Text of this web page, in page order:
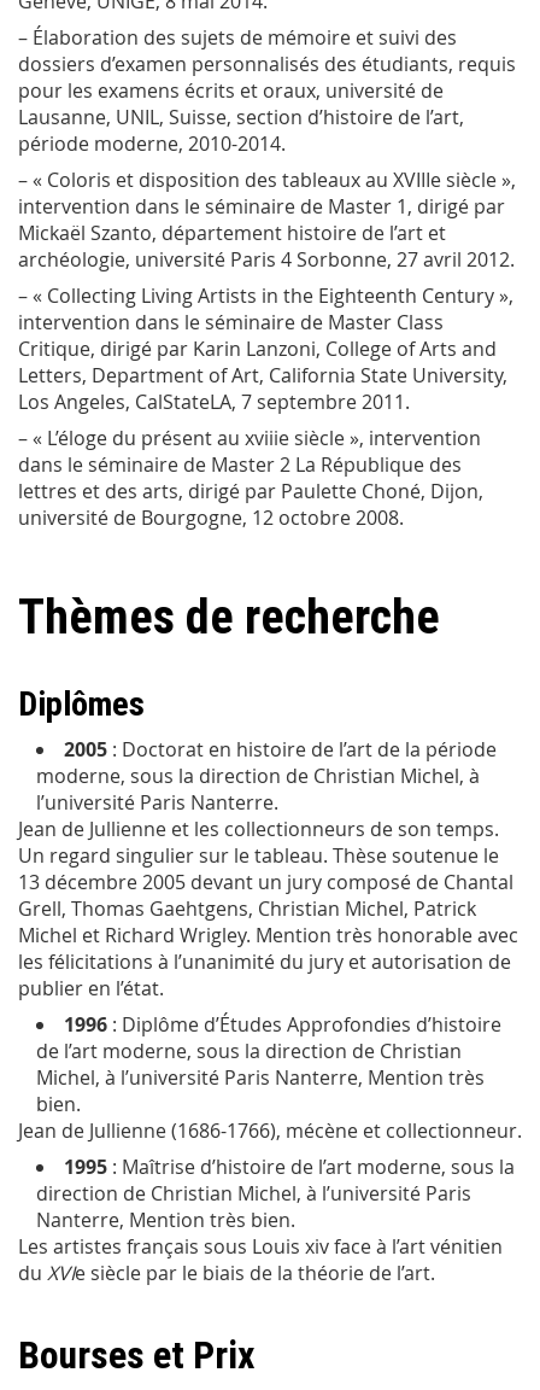
– Élaboration des sujets de mémoire et suivi des
dossiers d’examen personnalisés des étudiants, requis
pour les examens écrits et oraux, université de
Lausanne, UNIL, Suisse, section d’histoire de l’art,
période moderne, 2010-2014.
– « Coloris et disposition des tableaux au XVIIIe siècle »,
intervention dans le séminaire de Master 1, dirigé par
Mickaël Szanto, département histoire de l’art et
archéologie, université Paris 4 Sorbonne, 27 avril 2012.
– « Collecting Living Artists in the Eighteenth Century »,
intervention dans le séminaire de Master Class
Critique, dirigé par Karin Lanzoni, College of Arts and
Letters, Department of Art, California State University,
Los Angeles, CalStateLA, 7 septembre 2011.
– « L’éloge du présent au xviiie siècle », intervention
dans le séminaire de Master 2 La République des
lettres et des arts, dirigé par Paulette Choné, Dijon,
université de Bourgogne, 12 octobre 2008.
Thèmes de recherche
Diplômes
2005 : Doctorat en histoire de l’art de la période
moderne, sous la direction de Christian Michel, à
l’université Paris Nanterre.
Jean de Jullienne et les collectionneurs de son temps.
Un regard singulier sur le tableau. Thèse soutenue le
13 décembre 2005 devant un jury composé de Chantal
Grell, Thomas Gaehtgens, Christian Michel, Patrick
Michel et Richard Wrigley. Mention très honorable avec
les félicitations à l’unanimité du jury et autorisation de
publier en l’état.
1996 : Diplôme d’Études Approfondies d’histoire
de l’art moderne, sous la direction de Christian
Michel, à l’université Paris Nanterre, Mention très
bien.
Jean de Jullienne (1686-1766), mécène et collectionneur.
1995 : Maîtrise d’histoire de l’art moderne, sous la
direction de Christian Michel, à l’université Paris
Nanterre, Mention très bien.
Les artistes français sous Louis xiv face à l’art vénitien
du XVIe siècle par le biais de la théorie de l’art.
Bourses et Prix